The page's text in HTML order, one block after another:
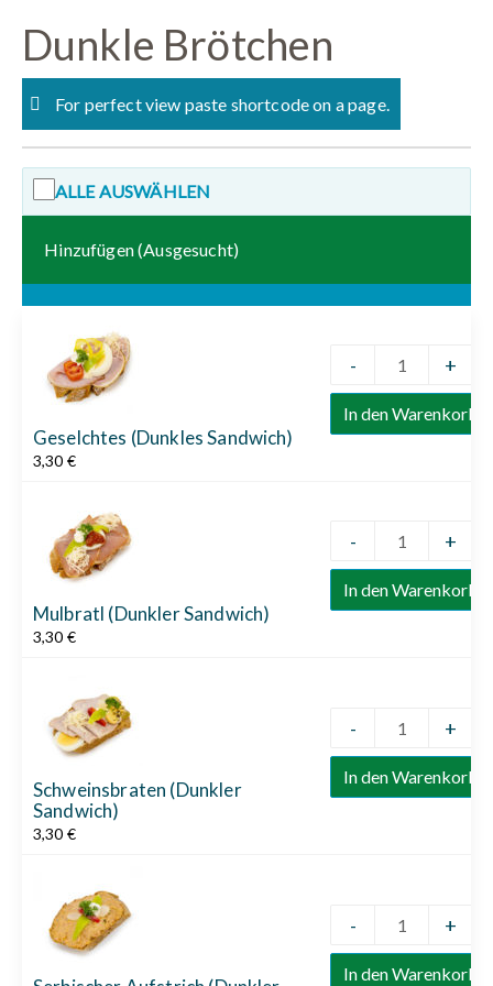
content
Dunkle Brötchen
For perfect view paste shortcode on a page.
ALLE AUSWÄHLEN
Hinzufügen (Ausgesucht)
Geselchtes (Dunkles Sandwich)
3,30 €
Quantity
- +
In den Warenkorb
Mulbratl (Dunkler Sandwich)
3,30 €
Quantity
- +
In den Warenkorb
Schweinsbraten (Dunkler
Sandwich)
3,30 €
Quantity
- +
In den Warenkorb
Quantity
- +
In den Warenkorb